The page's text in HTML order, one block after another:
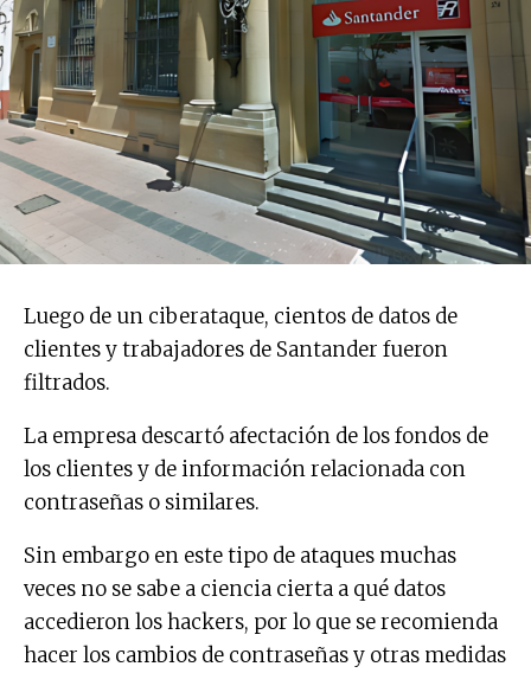
Luego de un ciberataque, cientos de datos de
clientes y trabajadores de Santander fueron
filtrados.
La empresa descartó afectación de los fondos de
los clientes y de información relacionada con
contraseñas o similares.
Sin embargo en este tipo de ataques muchas
veces no se sabe a ciencia cierta a qué datos
accedieron los hackers, por lo que se recomienda
hacer los cambios de contraseñas y otras medidas